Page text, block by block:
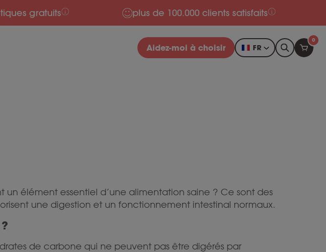
gratuits plus de 100.000 clients satisfaits
Aidez-moi à choisir FR
0
un élément essentiel d’une alimentation saine ? Ce sont des
une digestion et un fonctionnement intestinal normaux.
de carbone qui ne peuvent pas être digérés par